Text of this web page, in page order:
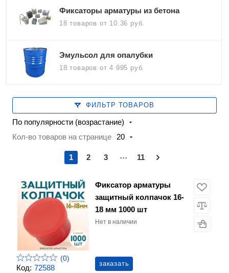
Фиксаторы арматуры из бетона
18 товаров от 10.36 руб.
Эмульсол для опалубки
18 товаров от 4 995 руб.
ФИЛЬТР ТОВАРОВ
По популярности (возрастание)
Кол-во товаров на странице
20
1 2 3 ... 11
Код: 72588
(0)
Фиксатор арматуры
защитный колпачок 16-
18 мм 1000 шт
Нет в наличии
заказать